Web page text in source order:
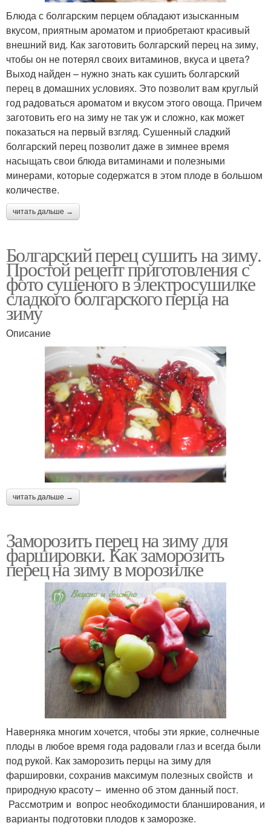
Блюда с болгарским перцем обладают изысканным
вкусом, приятным ароматом и приобретают красивый
внешний вид. Как заготовить болгарский перец на зиму,
чтобы он не потерял своих витаминов, вкуса и цвета?
Выход найден – нужно знать как сушить болгарский
перец в домашних условиях. Это позволит вам круглый
год радоваться ароматом и вкусом этого овоща. Причем
заготовить его на зиму не так уж и сложно, как может
показаться на первый взгляд. Сушенный сладкий
болгарский перец позволит даже в зимнее время
насыщать свои блюда витаминами и полезными
минерами, которые содержатся в этом плоде в большом
количестве.
читать дальше →
Болгарский перец сушить на зиму.
Простой рецепт приготовления с
фото сушеного в электросушилке
сладкого болгарского перца на
зиму
Описание
читать дальше →
Заморозить перец на зиму для
фаршировки. Как заморозить
перец на зиму в морозилке
Наверняка многим хочется, чтобы эти яркие, солнечные
плоды в любое время года радовали глаз и всегда были
под рукой. Как заморозить перцы на зиму для
фаршировки, сохранив максимум полезных свойств и
природную красоту – именно об этом данный пост.
Рассмотрим и вопрос необходимости бланширования, и
варианты подготовки плодов к заморозке.